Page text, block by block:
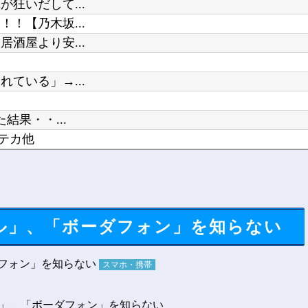
狂いだして...
！【乃木坂...
酒屋より安...
れている」→...
結果・・...
カ他
、「ボーダフォン」を知らない
スマホ・携帯